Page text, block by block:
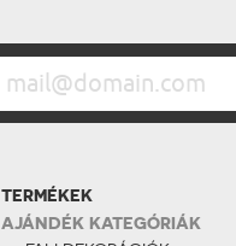
TERMÉKEK
AJÁNDÉK KATEGÓRIÁK